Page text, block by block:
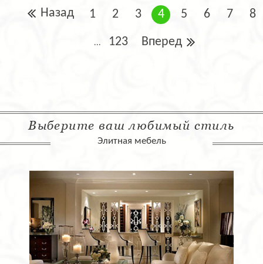
Назад 1 2 3 4 5 6 7 8
... 123 Вперед
Выберите ваш любимый стиль
Элитная мебель